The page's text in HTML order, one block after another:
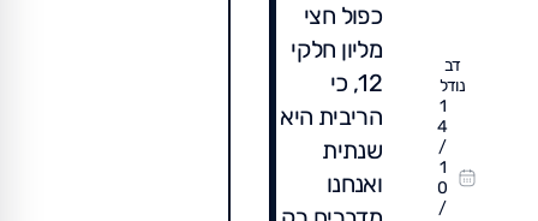
דב
נודל
1
4
/
1
0
/
כפול חצי
מליון חלקי
12, כי
הריבית היא
שנתית
ואנחנו